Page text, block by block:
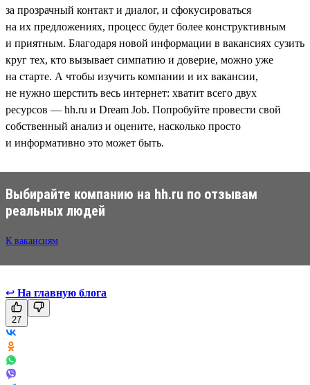
за прозрачный контакт и диалог, и сфокусироваться
на их предложениях, процесс будет более конструктивным
и приятным. Благодаря новой информации в вакансиях сузить
круг тех, кто вызывает симпатию и доверие, можно уже
на старте. А чтобы изучить компании и их вакансии,
не нужно шерстить весь интернет: хватит всего двух
ресурсов — hh.ru и Dream Job. Попробуйте провести свой
собственный анализ и оцените, насколько просто
и информативно это может быть.
Выбирайте компанию на hh.ru по отзывам
реальных людей
К вакансиям
↩ На главную блога
27